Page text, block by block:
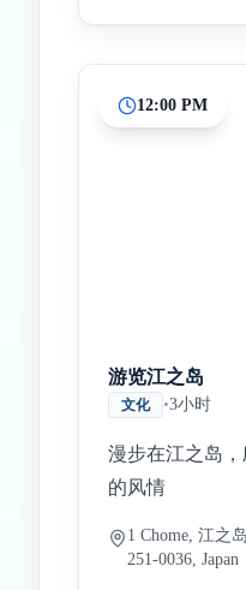
12:00 PM
游览江之岛
文化 •3小时
漫步在江之岛
的风情
1 Chome, 江之
251-0036, Japan